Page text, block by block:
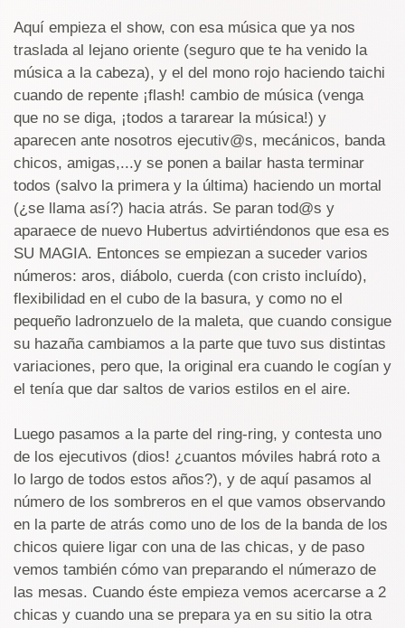
Aquí empieza el show, con esa música que ya nos
traslada al lejano oriente (seguro que te ha venido la
música a la cabeza), y el del mono rojo haciendo taichi
cuando de repente ¡flash! cambio de música (venga
que no se diga, ¡todos a tararear la música!) y
aparecen ante nosotros ejecutiv@s, mecánicos, banda
chicos, amigas,...y se ponen a bailar hasta terminar
todos (salvo la primera y la última) haciendo un mortal
(¿se llama así?) hacia atrás. Se paran tod@s y
aparaece de nuevo Hubertus advirtiéndonos que esa es
SU MAGIA. Entonces se empiezan a suceder varios
números: aros, diábolo, cuerda (con cristo incluído),
flexibilidad en el cubo de la basura, y como no el
pequeño ladronzuelo de la maleta, que cuando consigue
su hazaña cambiamos a la parte que tuvo sus distintas
variaciones, pero que, la original era cuando le cogían y
el tenía que dar saltos de varios estilos en el aire.
Luego pasamos a la parte del ring-ring, y contesta uno
de los ejecutivos (dios! ¿cuantos móviles habrá roto a
lo largo de todos estos años?), y de aquí pasamos al
número de los sombreros en el que vamos observando
en la parte de atrás como uno de los de la banda de los
chicos quiere ligar con una de las chicas, y de paso
vemos también cómo van preparando el númerazo de
las mesas. Cuando éste empieza vemos acercarse a 2
chicas y cuando una se prepara ya en su sitio la otra